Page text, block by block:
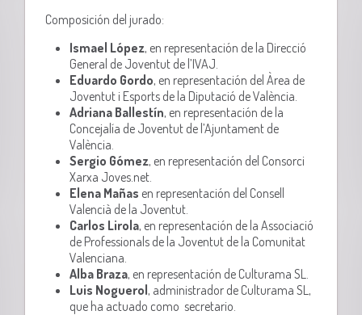
Composición del jurado:
Ismael López, en representación de la Direcció
General de Joventut de l’IVAJ.
Eduardo Gordo, en representación del Àrea de
Joventut i Esports de la Diputació de València.
Adriana Ballestín, en representación de la
Concejalía de Joventut de l’Ajuntament de
València.
Sergio Gómez, en representación del Consorci
Xarxa Joves.net.
Elena Mañas en representación del Consell
Valencià de la Joventut.
Carlos Lirola, en representación de la Associació
de Professionals de la Joventut de la Comunitat
Valenciana.
Alba Braza, en representación de Culturama SL.
Luis Noguerol, administrador de Culturama SL,
que ha actuado como secretario.